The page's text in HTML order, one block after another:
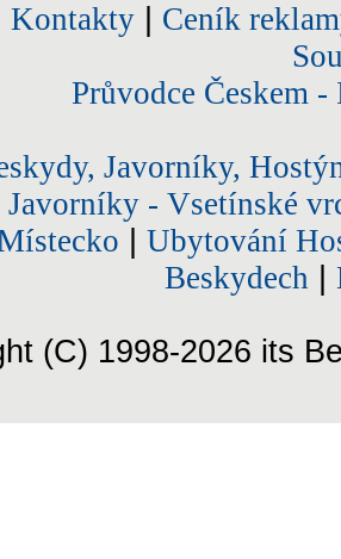
Kontakty| Ceník
Průvodce Českem
Javorníky,
Javorníky - Vsetínské
Ubytování
Beskydech
(C) 1998-2026 its